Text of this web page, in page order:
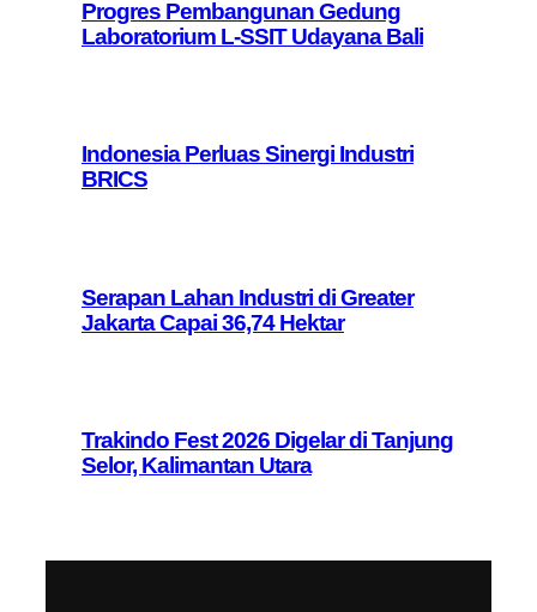
Progres Pembangunan Gedung
Laboratorium L-SSIT Udayana Bali
Indonesia Perluas Sinergi Industri
BRICS
Serapan Lahan Industri di Greater
Jakarta Capai 36,74 Hektar
Trakindo Fest 2026 Digelar di Tanjung
Selor, Kalimantan Utara